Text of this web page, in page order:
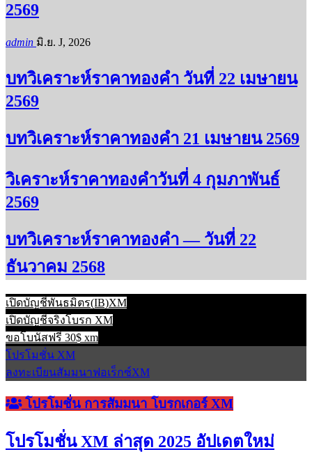
2569
admin มิ.ย. J, 2026
บทวิเคราะห์ราคาทองคำ วันที่ 22 เมษายน
2569
บทวิเคราะห์ราคาทองคำ 21 เมษายน 2569
วิเคราะห์ราคาทองคำวันที่ 4 กุมภาพันธ์
2569
บทวิเคราะห์ราคาทองคำ — วันที่ 22
ธันวาคม 2568
เปิดบัญชีพันธมิตร(IB)XM
เปิดบัญชีจริงโบรก XM
ขอโบนัสฟรี 30$ xm
โปรโมชั่น XM
ลงทะเบียนสัมมนาฟอเร็กซ์XM
โปรโมชั่น การสัมมนา โบรกเกอร์ XM
โปรโมชั่น XM ล่าสุด 2025 อัปเดตใหม่